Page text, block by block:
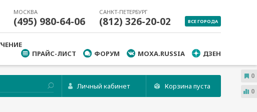
МОСКВА
(495) 980-64-06
САНКТ-ПЕТЕРБУРГ
(812) 326-20-02 ВСЕ ГОРОДА
ПРАЙС-ЛИСТ
ФОРУМ MOXA.RUSSIA ДЗЕН
Личный кабинет Корзина пуста
0
0